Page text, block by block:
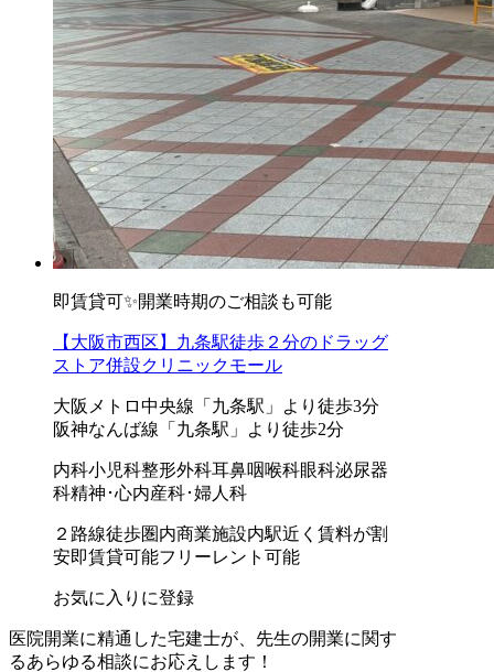
即賃貸可✨開業時期のご相談も可能
【大阪市西区】九条駅徒歩２分のドラッグ
ストア併設クリニックモール
大阪メトロ中央線「九条駅」より徒歩3分
阪神なんば線「九条駅」より徒歩2分
内科小児科整形外科耳鼻咽喉科眼科泌尿器
科精神･心内産科･婦人科
２路線徒歩圏内商業施設内駅近く 賃料が割
安即賃貸可能フリーレント可能
お気に入りに登録
医院開業に精通した宅建士が、 先生の開業に関す
るあらゆる相談にお応えします！